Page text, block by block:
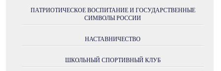
ПАТРИОТИЧЕСКОЕ ВОСПИТАНИЕ И ГОСУДАРСТВЕННЫЕ
СИМВОЛЫ РОССИИ
НАСТАВНИЧЕСТВО
ШКОЛЬНЫЙ СПОРТИВНЫЙ КЛУБ